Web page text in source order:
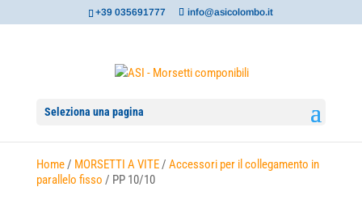
+39 035691777 info@asicolombo.it
Seleziona una pagina
Home/ MORSETTI A VITE/ Accessori per il collegamento in
parallelo fisso / PP 10/10